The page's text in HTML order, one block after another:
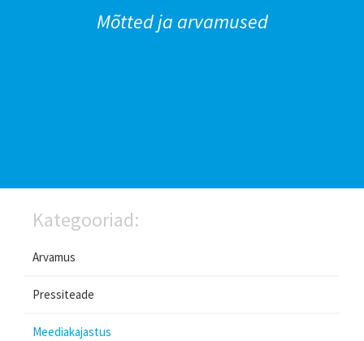
Mõtted ja arvamused
Kategooriad:
Arvamus
Pressiteade
Meediakajastus